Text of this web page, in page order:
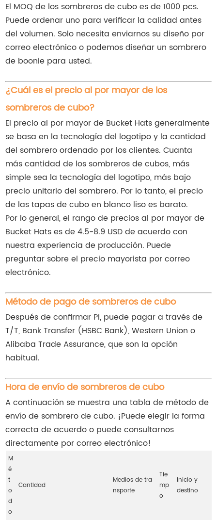
El MOQ de los sombreros de cubo es de 1000 pcs.
Puede ordenar uno para verificar la calidad antes
del volumen. Solo necesita enviarnos su diseño por
correo electrónico o podemos diseñar un sombrero
de boonie para usted.
¿Cuál es el precio al por mayor de los
sombreros de cubo?
El precio al por mayor de Bucket Hats generalmente
se basa en la tecnología del logotipo y la cantidad
del sombrero ordenado por los clientes. Cuanta
más cantidad de los sombreros de cubos, más
simple sea la tecnología del logotipo, más bajo
precio unitario del sombrero. Por lo tanto, el precio
de las tapas de cubo en blanco liso es barato.
Por lo general, el rango de precios al por mayor de
Bucket Hats es de 4.5-8.9 USD de acuerdo con
nuestra experiencia de producción. Puede
preguntar sobre el precio mayorista por correo
electrónico.
Método de pago de sombreros de cubo
Después de confirmar PI, puede pagar a través de
T/T, Bank Transfer (HSBC Bank), Western Union o
Alibaba Trade Assurance, que son la opción
habitual.
Hora de envío de sombreros de cubo
A continuación se muestra una tabla de método de
envío de sombrero de cubo. ¡Puede elegir la forma
correcta de acuerdo o puede consultarnos
directamente por correo electrónico!
M
é
t
o
d
o
Cantidad
Medios de tra
nsporte
Tie
mp
o
Inicio y
destino